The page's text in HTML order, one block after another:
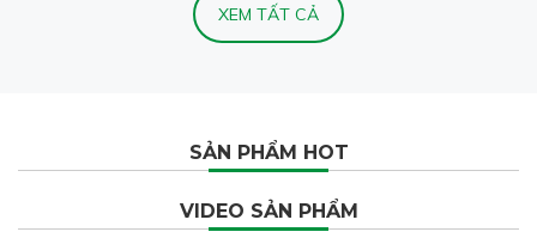
XEM TẤT CẢ
SẢN PHẨM HOT
VIDEO SẢN PHẨM